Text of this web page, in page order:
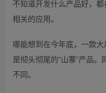
不知道开发什么产品好，
相关的应用。
哪能想到在今年底，一款
是彻头彻尾的“山寨”产品
不同。